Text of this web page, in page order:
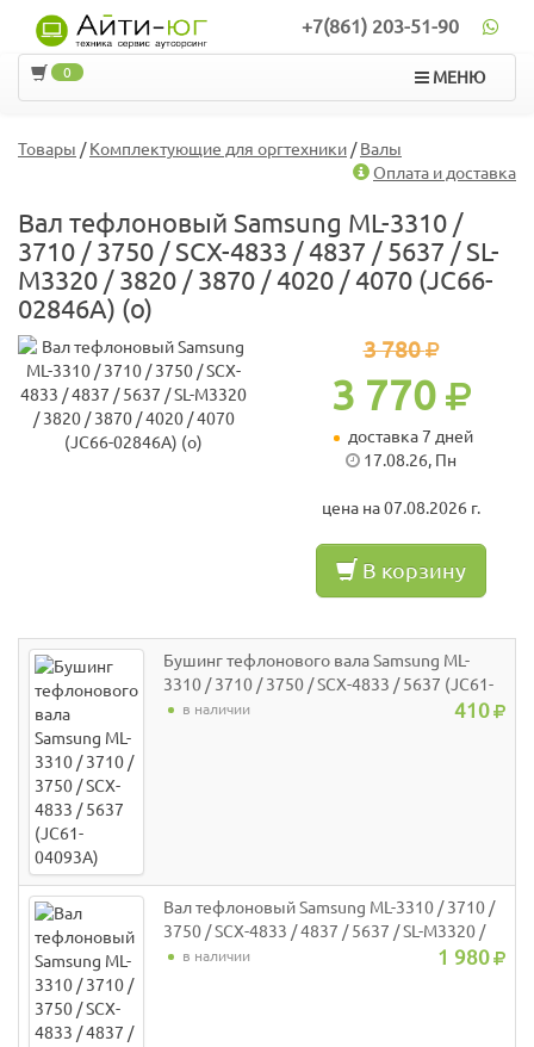
+7(861) 203-51-90
МЕНЮ
0
Товары /Комплектующие для оргтехники/Валы
Оплата и доставка
Вал тефлоновый Samsung ML-3310 /
3710 / 3750 / SCX-4833 / 4837 / 5637 / SL-
M3320 / 3820 / 3870 / 4020 / 4070 (JC66-
02846A) (o)
3 780
3 770
доставка 7 дней
17.08.26, Пн
цена на 07.08.2026 г.
В корзину
Бушинг тефлонового вала Samsung ML-
3310 / 3710 / 3750 / SCX-4833 / 5637 (JC61-
04093A)
в наличии 410
Вал тефлоновый Samsung ML-3310 / 3710 /
3750 / SCX-4833 / 4837 / 5637 / SL-M3320 /
3820 / 3870 / 4020 / 4070 (JC66-02846A)
в наличии 1 980